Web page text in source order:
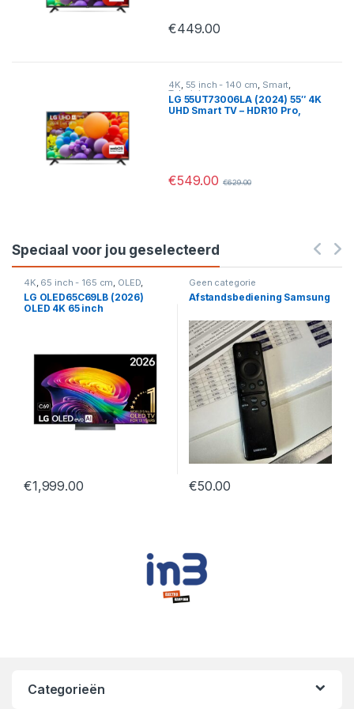
€449.00
4K, 55 inch - 140 cm, Smart,
Televisies
LG 55UT73006LA (2024) 55″ 4K
UHD Smart TV – HDR10 Pro,
€549.00 €629.00
Speciaal voor jou geselecteerd
4K, 65 inch - 165 cm, OLED,
Smart ,Televisies
LG OLED65C69LB (2026)
OLED 4K 65 inch
€1,999.00
Geen categorie
Afstandsbediening Samsung
€50.00
Categorieën